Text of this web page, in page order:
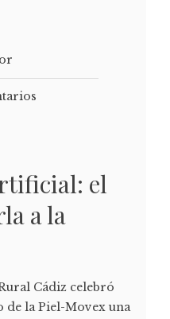
el
a la
Cádiz celebró
de la Piel-Movex una